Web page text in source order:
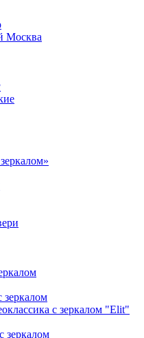
Москва
зеркалом
с зеркалом "Elit"
зеркалом